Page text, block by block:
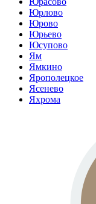
Юрлово
Юрово
Юрьево
Юсупово
Ям
Ямкино
Ярополецкое
Ясенево
Яхрома